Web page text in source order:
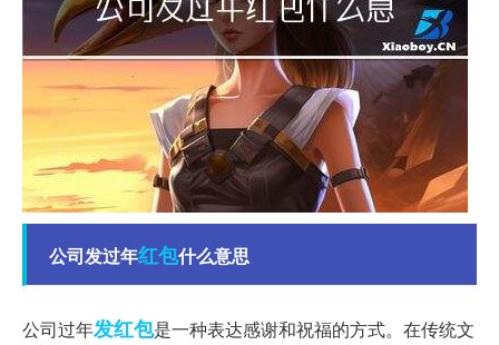
公司发过年红包什么意思
公司过年发红包是一种表达感谢和祝福的方式。在传统文